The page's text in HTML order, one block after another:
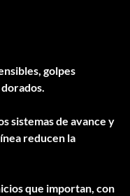
golpes
sistemas de avance y
reducen la
que importan, con